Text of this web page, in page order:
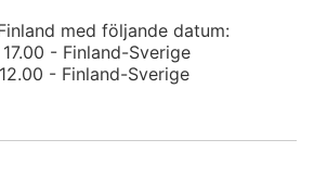
med följande datum:
- Finland-Sverige
- Finland-Sverige